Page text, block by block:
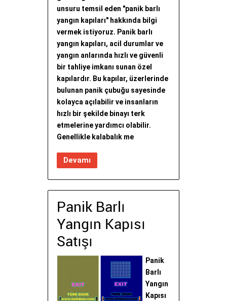
unsuru temsil eden "panik barlı
yangın kapıları" hakkında bilgi
vermek istiyoruz. Panik barlı
yangın kapıları, acil durumlar ve
yangın anlarında hızlı ve güvenli
bir tahliye imkanı sunan özel
kapılardır. Bu kapılar, üzerlerinde
bulunan panik çubuğu sayesinde
kolayca açılabilir ve insanların
hızlı bir şekilde binayı terk
etmelerine yardımcı olabilir.
Genellikle kalabalık me
Devamı
Panik Barlı
Yangın Kapısı
Satışı
Panik
Barlı
Yangın
Kapısı